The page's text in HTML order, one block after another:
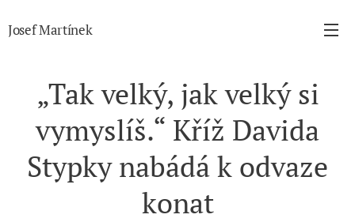
Josef Martínek
„Tak velký, jak velký si
vymyslíš.“ Kříž Davida
Stypky nabádá k odvaze
konat